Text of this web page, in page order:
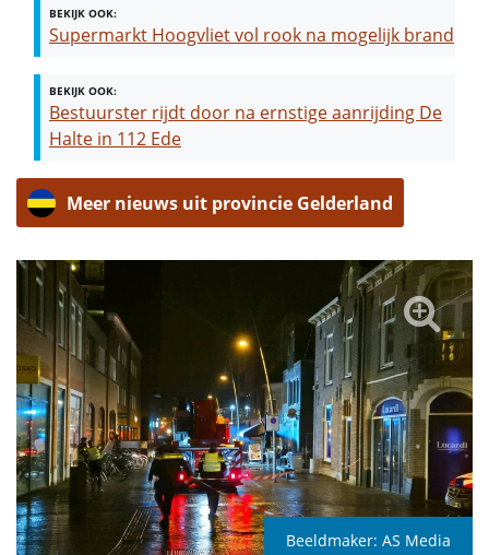
BEKIJK OOK:
Supermarkt Hoogvliet vol rook na mogelijk brand
BEKIJK OOK:
Bestuurster rijdt door na ernstige aanrijding De
Halte in 112 Ede
Meer nieuws uit provincie Gelderland
Beeldmaker: AS Media